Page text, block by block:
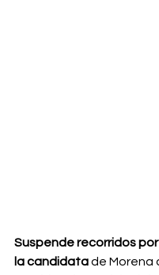
Suspende recorridos
la candidata de Morena